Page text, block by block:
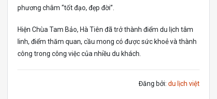
phương châm “tốt đạo, đẹp đời”.
Hiện Chùa Tam Bảo, Hà Tiên đã trở thành điểm du lịch tâm
linh, điểm thăm quan, cầu mong có được sức khoẻ và thành
công trong công việc của nhiều du khách.
Đăng bởi: du lịch việt